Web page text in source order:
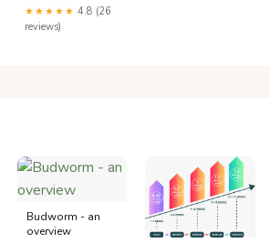
★★★★★ 4.8 (26
reviews)
Budworm - an
overview